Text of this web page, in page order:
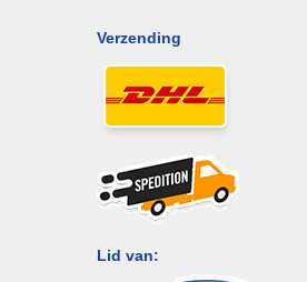
Verzending
Lid van: